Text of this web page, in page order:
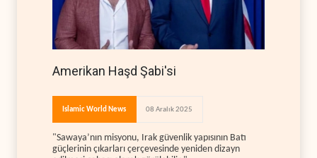
Amerikan Haşd Şabi'si
Islamic World News 08 Aralık 2025
"Sawaya’nın misyonu, Irak güvenlik yapısının Batı
güçlerinin çıkarları çerçevesinde yeniden dizayn